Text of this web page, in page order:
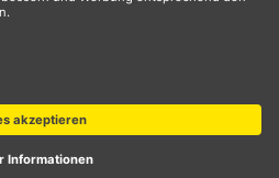
Markteinführungspreis